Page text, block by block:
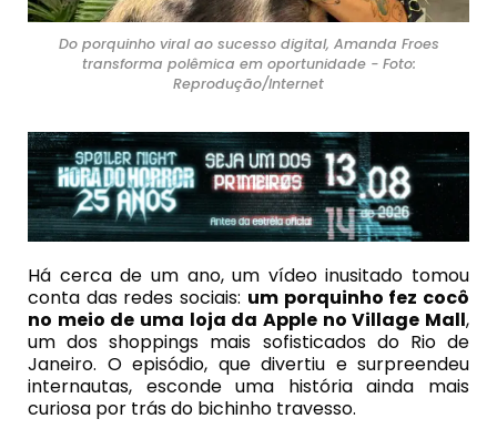
Do porquinho viral ao sucesso digital, Amanda Froes
transforma polêmica em oportunidade - Foto:
Reprodução/Internet
Há cerca de um ano, um vídeo inusitado tomou
conta das redes sociais: um porquinho fez cocô
no meio de uma loja da Apple no Village Mall,
um dos shoppings mais sofisticados do Rio de
Janeiro. O episódio, que divertiu e surpreendeu
internautas, esconde uma história ainda mais
curiosa por trás do bichinho travesso.